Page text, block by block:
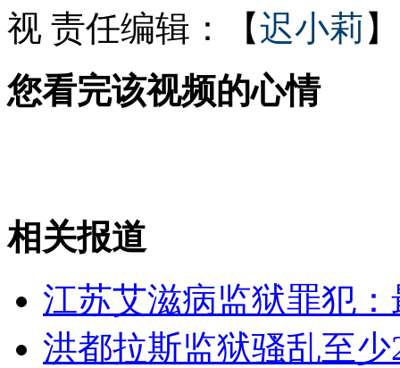
银行九千错当九万 取款人拒还款
山西运城恶犬咬伤多人 警民合力深夜将其击毙
女孩北京地铁殴打老人 痛下狠手拳打脚踢
视 责任编辑：【迟小莉 】
您看完该视频的心情
相关报道
江苏艾滋病监狱罪犯
洪都拉斯监狱骚乱至少